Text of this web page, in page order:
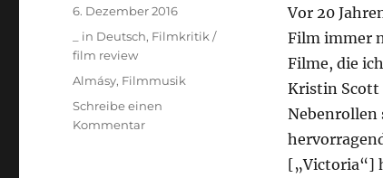
Vor 20
Film immer
Filme, die
Kristin Scott
Nebenrollen
[„Victoria“]
Veröffentlicht
am
6. Dezember 2016
Kategorien
_ in Deutsch, Filmkritik /
film review
Schlagwörter
Almásy, Filmmusik
Schreibe einen
Kommentarzu